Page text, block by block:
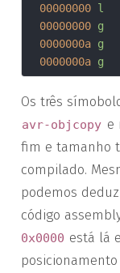
00000000
00000000
0000000a
0000000a
Os três
avr-objcopy e
fim e tamanho
compilado.
podemos
código
0x0000 está lá